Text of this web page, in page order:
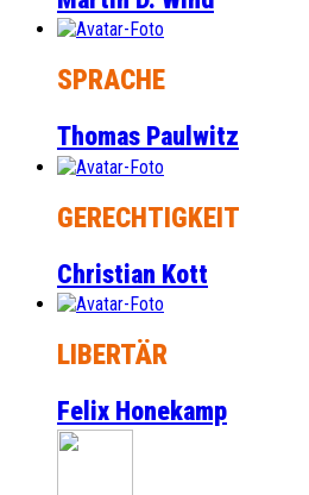
SPRACHE
Thomas Paulwitz
GERECHTIGKEIT
Christian Kott
LIBERTÄR
Felix Honekamp